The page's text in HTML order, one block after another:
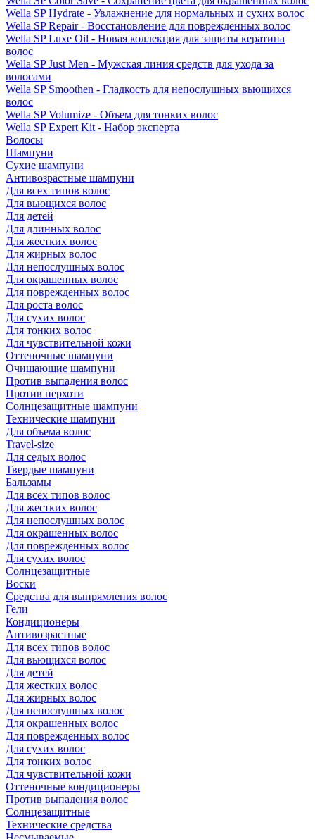
Wella SP Hydrate - Увлажнение для нормальных и сухих волос
Wella SP Repair - Восстановление для поврежденных волос
Wella SP Luxe Oil - Новая коллекция для защиты кератина
волос
Wella SP Just Men - Мужская линия средств для ухода за
волосами
Wella SP Smoothen - Гладкость для непослушных вьющихся
волос
Wella SP Volumize - Объем для тонких волос
Wella SP Expert Kit - Набор эксперта
Волосы
Шампуни
Сухие шампуни
Антивозрастные шампуни
Для всех типов волос
Для вьющихся волос
Для детей
Для длинных волос
Для жестких волос
Для жирных волос
Для непослушных волос
Для окрашенных волос
Для поврежденных волос
Для роста волос
Для сухих волос
Для тонких волос
Для чувствительной кожи
Оттеночные шампуни
Очищающие шампуни
Против выпадения волос
Против перхоти
Солнцезащитные шампуни
Технические шампуни
Для объема волос
Travel-size
Для седых волос
Твердые шампуни
Бальзамы
Для всех типов волос
Для жестких волос
Для непослушных волос
Для окрашенных волос
Для поврежденных волос
Для сухих волос
Солнцезащитные
Воски
Средства для выпрямления волос
Гели
Кондиционеры
Антивозрастные
Для всех типов волос
Для вьющихся волос
Для детей
Для жестких волос
Для жирных волос
Для непослушных волос
Для окрашенных волос
Для поврежденных волос
Для сухих волос
Для тонких волос
Для чувствительной кожи
Оттеночные кондиционеры
Против выпадения волос
Солнцезащитные
Технические средства